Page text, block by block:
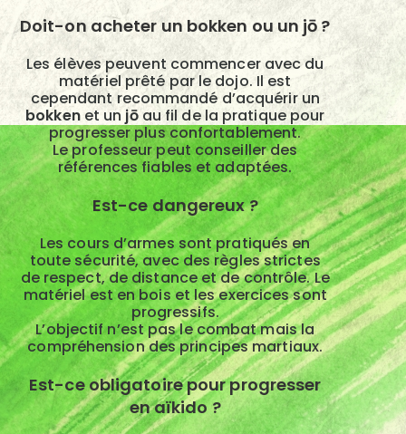
Doit-on acheter un bokken ou un jō ?
Les élèves peuvent commencer avec du
matériel prêté par le dojo. Il est
cependant recommandé d’acquérir un
bokkenet un jōau fil de la pratique pour
progresser plus confortablement.
Le professeur peut conseiller des
références fiables et adaptées.
Est-ce dangereux ?
Les cours d’armes sont pratiqués en
toute sécurité, avec des règles strictes
de respect, de distance et de contrôle. Le
matériel est en bois et les exercices sont
progressifs.
L’objectif n’est pas le combat mais la
compréhension des principes martiaux.
Est-ce obligatoire pour progresser
en aïkido ?